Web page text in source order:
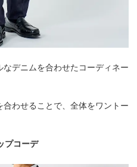
デニムを合わせたコーディネー
わせることで、全体をワントー
プコーデ